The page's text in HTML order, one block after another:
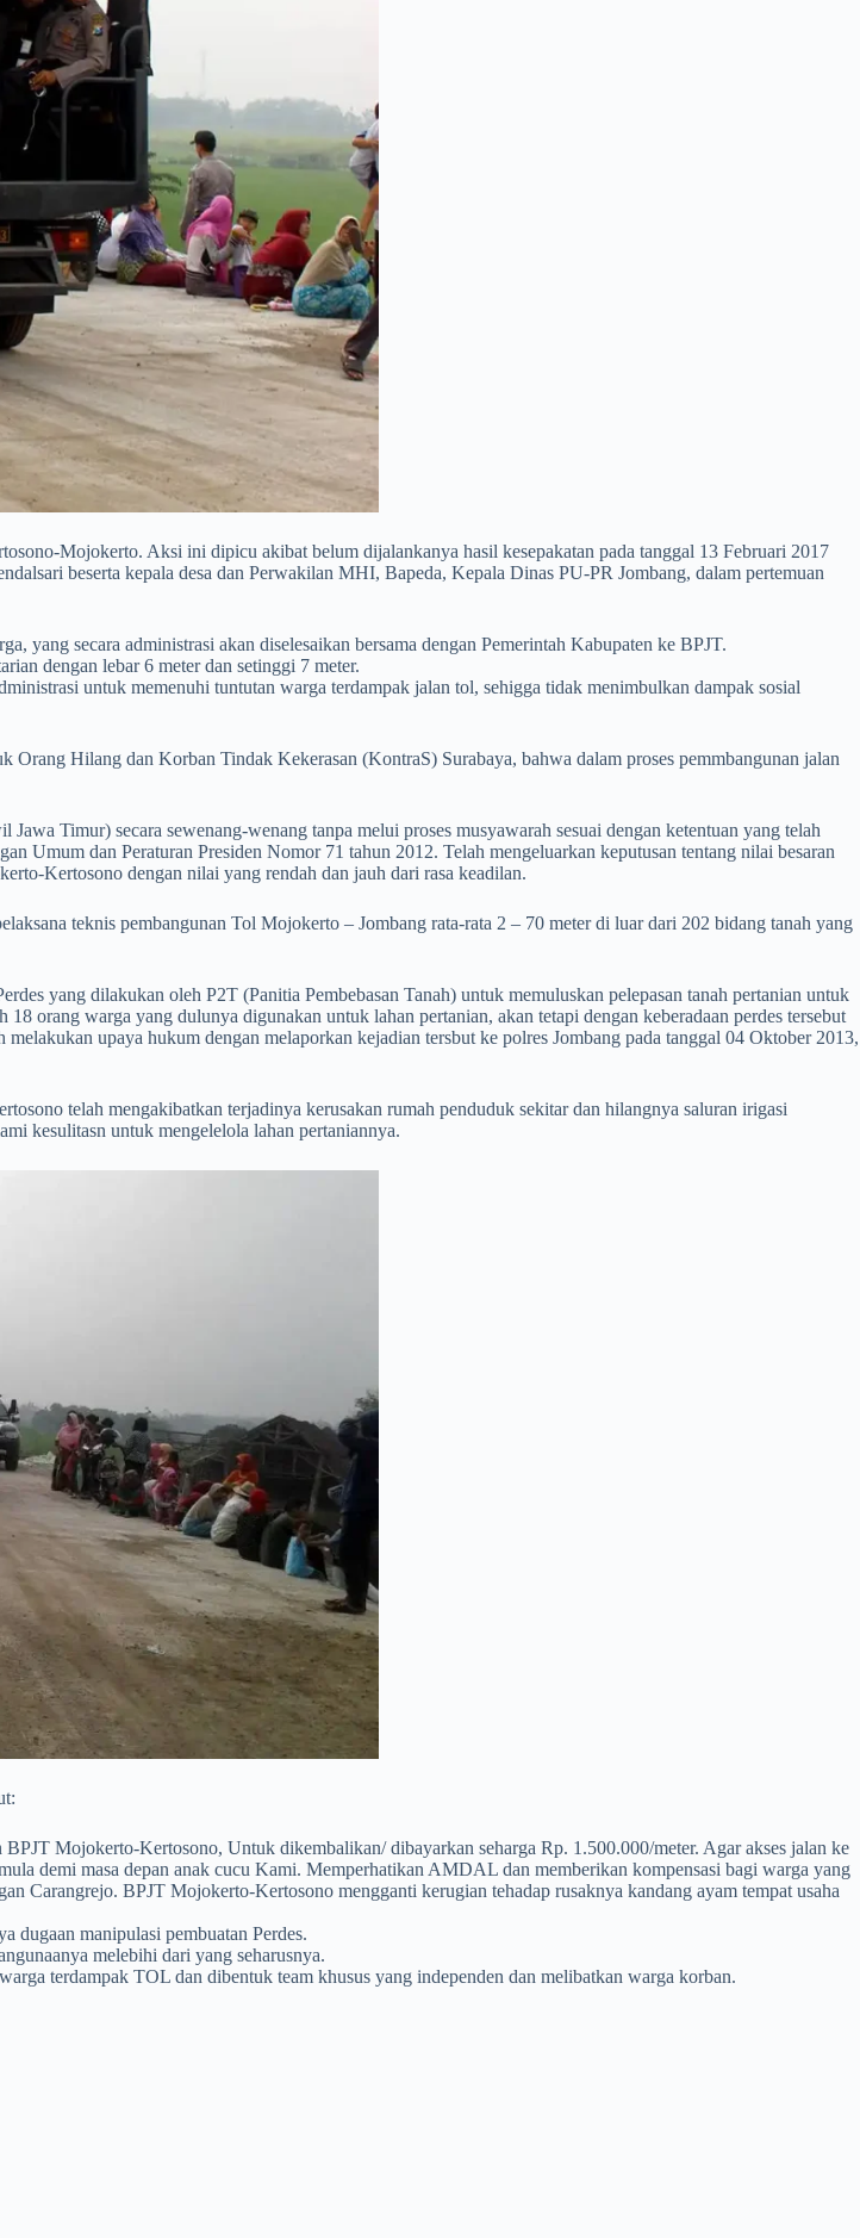
Mojokerto. Aksi ini dipicu akibat belum dijalankanya hasil kesepakatan pada tanggal 13 Februari 2017
beserta kepala desa dan Perwakilan MHI, Bapeda, Kepala Dinas PU-PR Jombang, dalam pertemuan
yang secara administrasi akan diselesaikan bersama dengan Pemerintah Kabupaten ke BPJT.
dengan lebar 6 meter dan setinggi 7 meter.
untuk memenuhi tuntutan warga terdampak jalan tol, sehigga tidak menimbulkan dampak sosial
Hilang dan Korban Tindak Kekerasan (KontraS) Surabaya, bahwa dalam proses pemmbangunan jalan
Timur) secara sewenang-wenang tanpa melui proses musyawarah sesuai dengan ketentuan yang telah
Umum dan Peraturan Presiden Nomor 71 tahun 2012. Telah mengeluarkan keputusan tentang nilai besaran
Kertosono dengan nilai yang rendah dan jauh dari rasa keadilan.
teknis pembangunan Tol Mojokerto – Jombang rata-rata 2 – 70 meter di luar dari 202 bidang tanah yang
yang dilakukan oleh P2T (Panitia Pembebasan Tanah) untuk memuluskan pelepasan tanah pertanian untuk
orang warga yang dulunya digunakan untuk lahan pertanian, akan tetapi dengan keberadaan perdes tersebut
upaya hukum dengan melaporkan kejadian tersbut ke polres Jombang pada tanggal 04 Oktober 2013,
telah mengakibatkan terjadinya kerusakan rumah penduduk sekitar dan hilangnya saluran irigasi
kesulitasn untuk mengelelola lahan pertaniannya.
Mojokerto-Kertosono, Untuk dikembalikan/ dibayarkan seharga Rp. 1.500.000/meter. Agar akses jalan ke
demi masa depan anak cucu Kami. Memperhatikan AMDAL dan memberikan kompensasi bagi warga yang
Carangrejo. BPJT Mojokerto-Kertosono mengganti kerugian tehadap rusaknya kandang ayam tempat usaha
dugaan manipulasi pembuatan Perdes.
melebihi dari yang seharusnya.
terdampak TOL dan dibentuk team khusus yang independen dan melibatkan warga korban.